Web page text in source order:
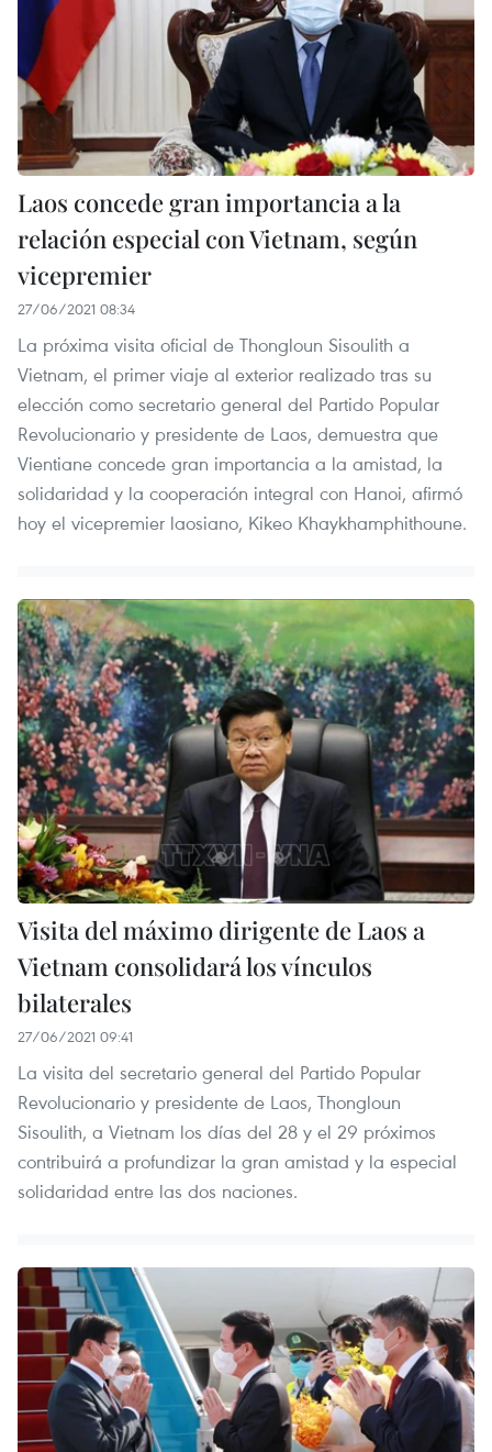
Laos concede gran importancia a la
relación especial con Vietnam, según
vicepremier
27/06/2021 08:34
La próxima visita oficial de Thongloun Sisoulith a
Vietnam, el primer viaje al exterior realizado tras su
elección como secretario general del Partido Popular
Revolucionario y presidente de Laos, demuestra que
Vientiane concede gran importancia a la amistad, la
solidaridad y la cooperación integral con Hanoi, afirmó
hoy el vicepremier laosiano, Kikeo Khaykhamphithoune.
Visita del máximo dirigente de Laos a
Vietnam consolidará los vínculos
bilaterales
27/06/2021 09:41
La visita del secretario general del Partido Popular
Revolucionario y presidente de Laos, Thongloun
Sisoulith, a Vietnam los días del 28 y el 29 próximos
contribuirá a profundizar la gran amistad y la especial
solidaridad entre las dos naciones.